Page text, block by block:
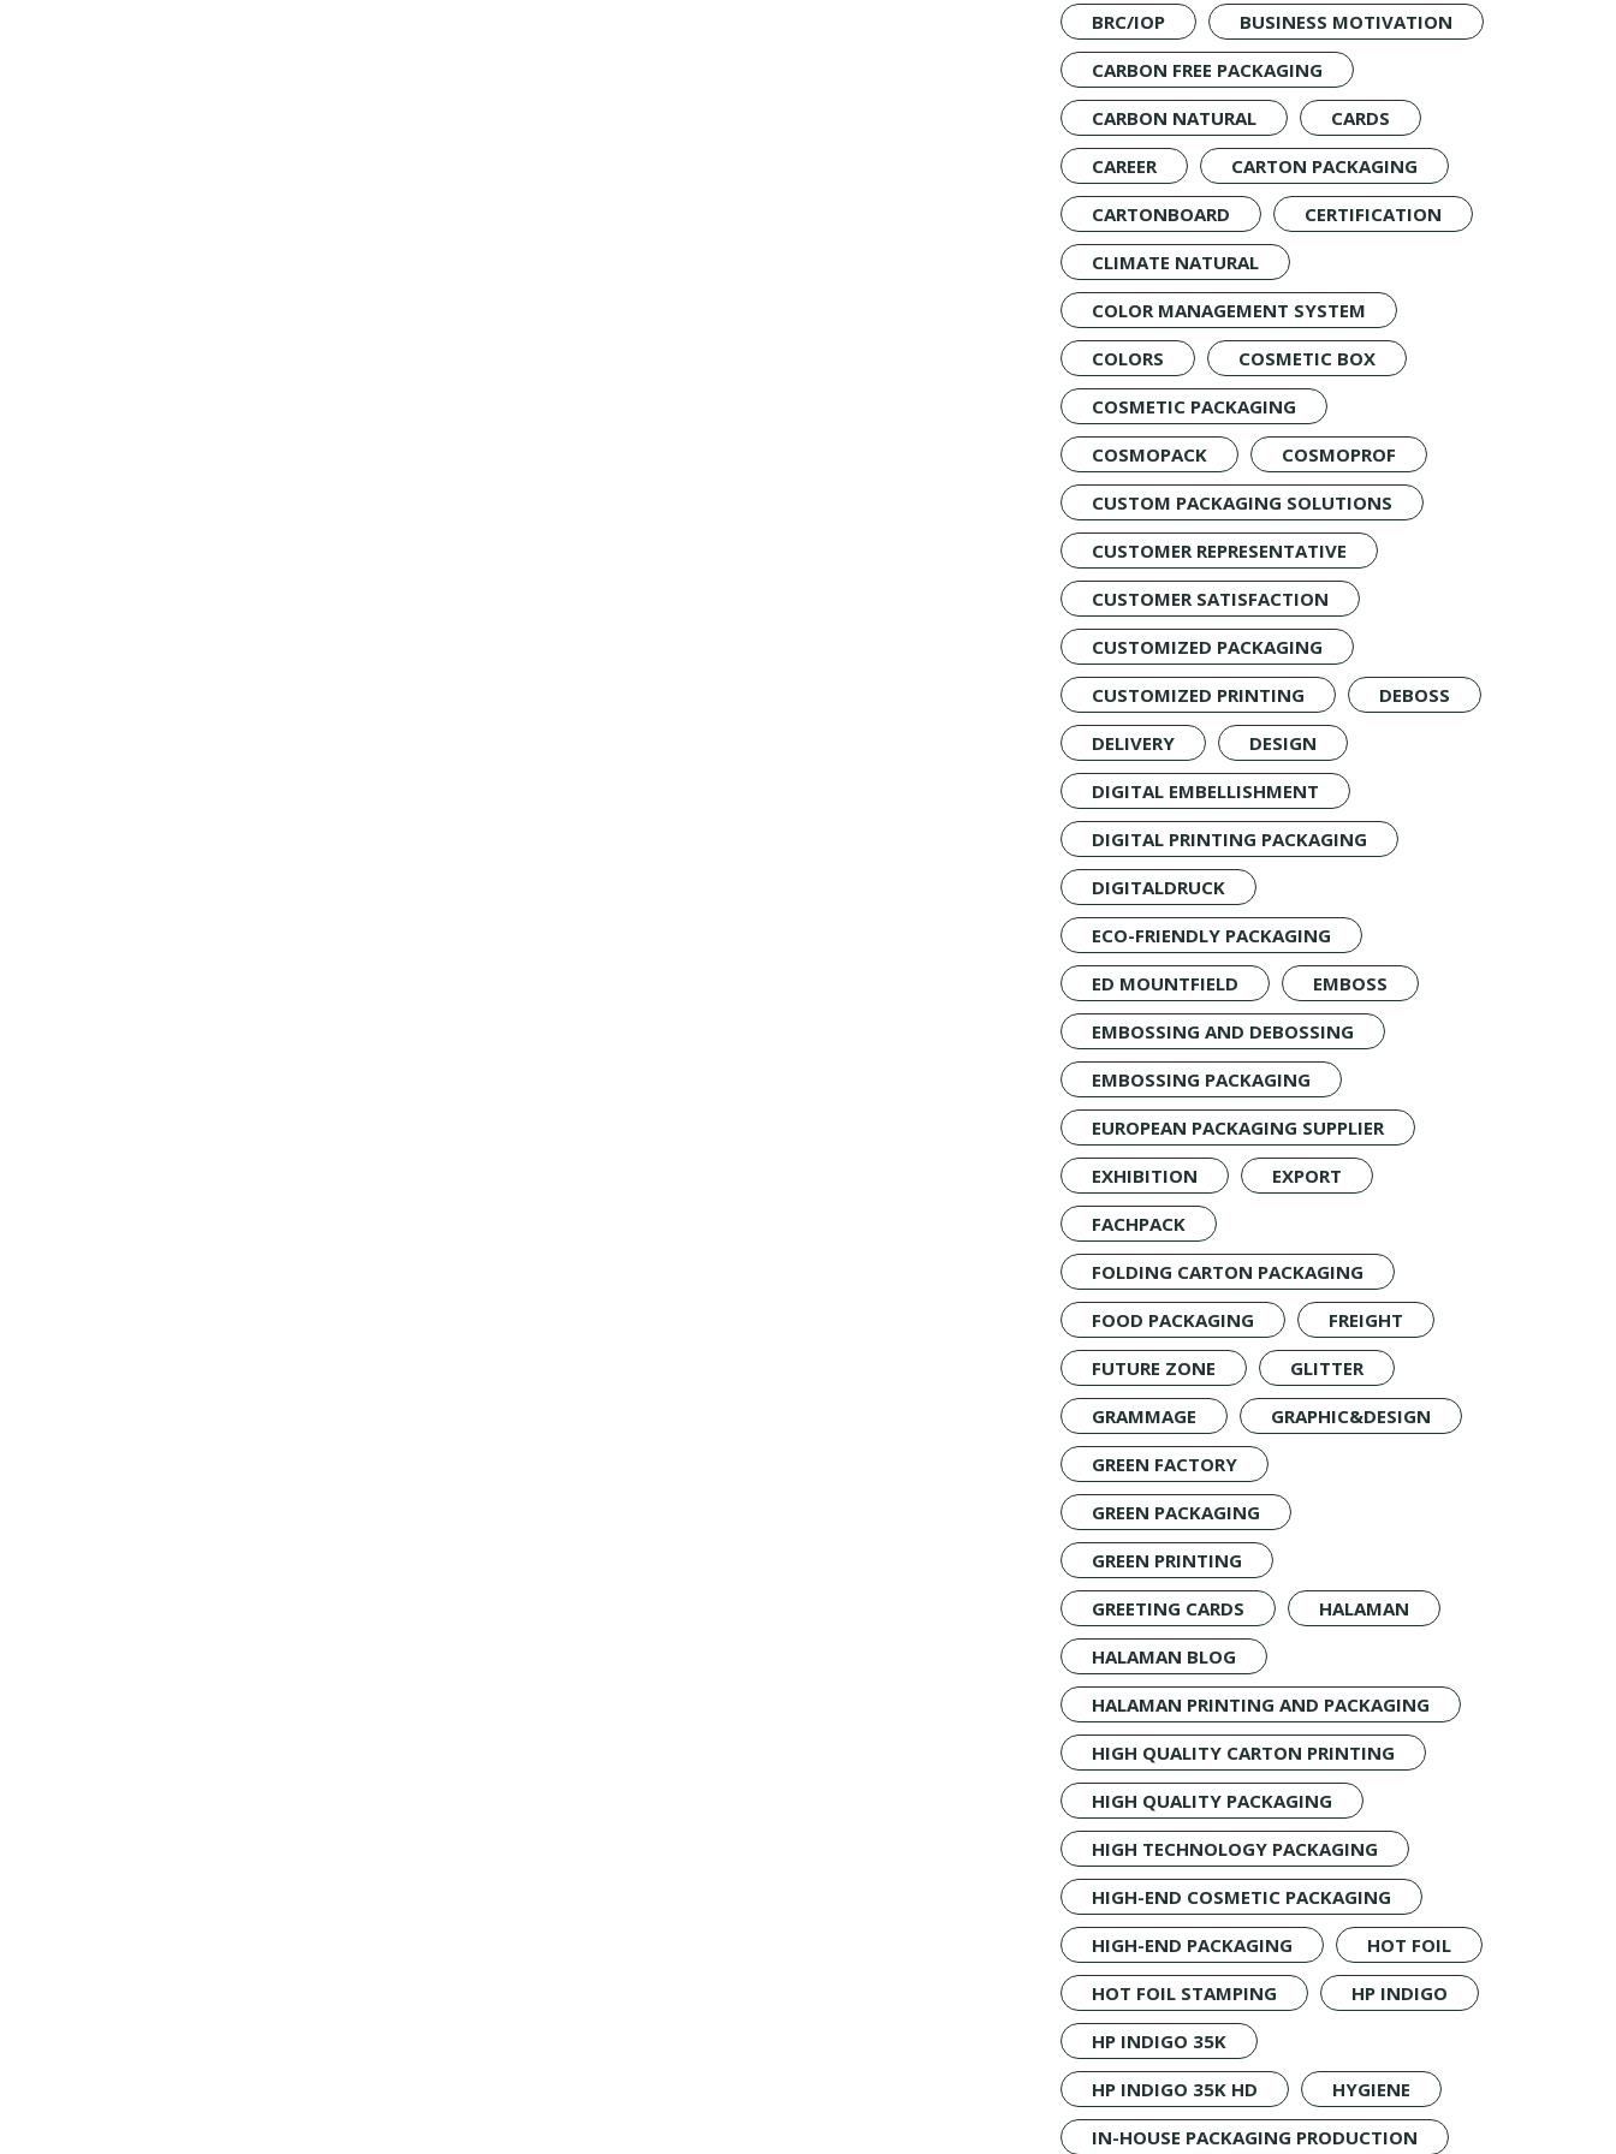
BRC/IOP
BUSINESS MOTIVATION
CARBON FREE PACKAGING
CARBON NATURAL
CARDS
CAREER
CARTON PACKAGING
CARTONBOARD
CERTIFICATION
CLIMATE NATURAL
COLOR MANAGEMENT SYSTEM
COLORS
COSMETIC BOX
COSMETIC PACKAGING
COSMOPACK
COSMOPROF
CUSTOM PACKAGING SOLUTIONS
CUSTOMER REPRESENTATIVE
CUSTOMER SATISFACTION
CUSTOMIZED PACKAGING
CUSTOMIZED PRINTING
DEBOSS
DELIVERY
DESIGN
DIGITAL EMBELLISHMENT
DIGITAL PRINTING PACKAGING
DIGITALDRUCK
ECO-FRIENDLY PACKAGING
ED MOUNTFIELD
EMBOSS
EMBOSSING AND DEBOSSING
EMBOSSING PACKAGING
EUROPEAN PACKAGING SUPPLIER
EXHIBITION
EXPORT
FACHPACK
FOLDING CARTON PACKAGING
FOOD PACKAGING
FREIGHT
FUTURE ZONE
GLITTER
GRAMMAGE
GRAPHIC&DESIGN
GREEN FACTORY
GREEN PACKAGING
GREEN PRINTING
GREETING CARDS
HALAMAN
HALAMAN BLOG
HALAMAN PRINTING AND PACKAGING
HIGH QUALITY CARTON PRINTING
HIGH QUALITY PACKAGING
HIGH TECHNOLOGY PACKAGING
HIGH-END COSMETIC PACKAGING
HIGH-END PACKAGING
HOT FOIL
HOT FOIL STAMPING
HP INDIGO
HP INDIGO 35K
HP INDIGO 35K HD
HYGIENE
IN-HOUSE PACKAGING PRODUCTION